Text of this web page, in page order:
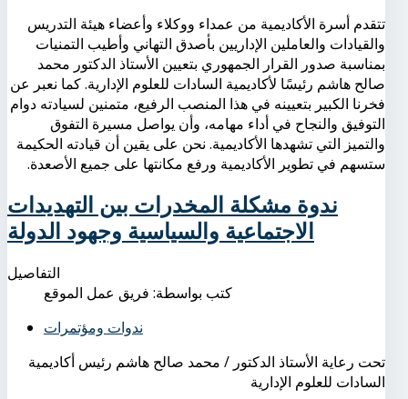
تتقدم أسرة الأكاديمية من عمداء ووكلاء وأعضاء هيئة التدريس
والقيادات والعاملين الإداريين بأصدق التهاني وأطيب التمنيات
بمناسبة صدور القرار الجمهوري بتعيين الأستاذ الدكتور محمد
صالح هاشم رئيسًا لأكاديمية السادات للعلوم الإدارية. كما نعبر عن
فخرنا الكبير بتعيينه في هذا المنصب الرفيع، متمنين لسيادته دوام
التوفيق والنجاح في أداء مهامه، وأن يواصل مسيرة التفوق
والتميز التي تشهدها الأكاديمية. نحن على يقين أن قيادته الحكيمة
ستسهم في تطوير الأكاديمية ورفع مكانتها على جميع الأصعدة.
ندوة مشكلة المخدرات بين التهديدات
الاجتماعية والسياسية وجهود الدولة
التفاصيل
كتب بواسطة: فريق عمل الموقع
ندوات ومؤتمرات
تحت رعاية الأستاذ الدكتور / محمد صالح هاشم رئيس أكاديمية
السادات للعلوم الإدارية